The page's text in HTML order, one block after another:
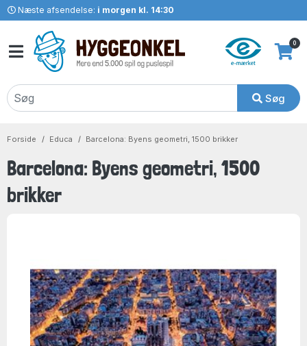
Næste afsendelse: i morgen kl. 14:30
Søg
0
Forside Educa Barcelona: Byens geometri, 1500 brikker
Barcelona: Byens geometri, 1500
brikker